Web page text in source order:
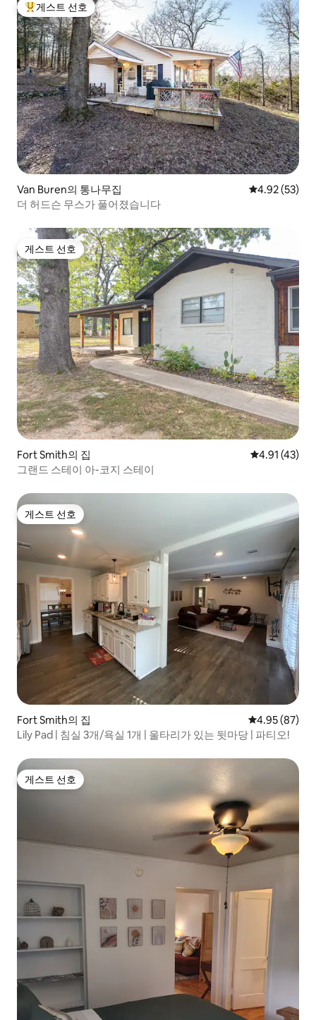
상위 게스트 선호
게스트 선호
Van Buren의 통나무집 평점 4.92점(5
4.92 (53)
더 허드슨 무스가 풀어졌습니다
게스트 선호
게스트 선호
Fort Smith의 집 평점 4.91점
4.91 (43)
그랜드 스테이 아-코지 스테이
게스트 선호
게스트 선호
Fort Smith의 집 평점 4.95점(5
4.95 (87)
Lily Pad | 침실 3개/욕실 1개 | 울타리가 있는 뒷마당 | 파티오!
게스트 선호
게스트 선호